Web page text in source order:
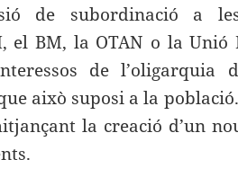
de subordinació a
el BM, la OTAN o la Unió
de l’oligarquia
això suposi a la
la creació d’un